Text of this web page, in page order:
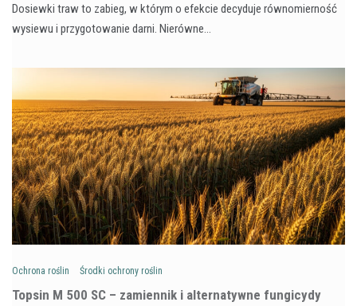
Dosiewki traw to zabieg, w którym o efekcie decyduje równomierność
wysiewu i przygotowanie darni. Nierówne…
Ochrona roślin Środki ochrony roślin
Topsin M 500 SC – zamiennik i alternatywne fungicydy